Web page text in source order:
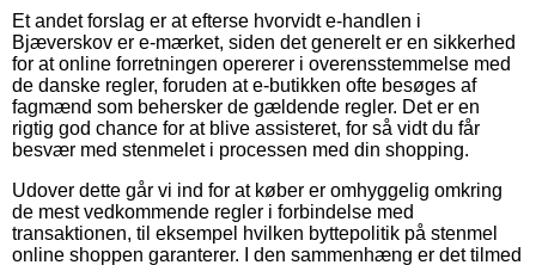
Et andet forslag er at efterse hvorvidt e-handlen i
Bjæverskov er e-mærket, siden det generelt er en sikkerhed
for at online forretningen opererer i overensstemmelse med
de danske regler, foruden at e-butikken ofte besøges af
fagmænd som behersker de gældende regler. Det er en
rigtig god chance for at blive assisteret, for så vidt du får
besvær med stenmelet i processen med din shopping.
Udover dette går vi ind for at køber er omhyggelig omkring
de mest vedkommende regler i forbindelse med
transaktionen, til eksempel hvilken byttepolitik på stenmel
online shoppen garanterer. I den sammenhæng er det tilmed